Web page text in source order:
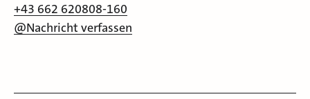
+43 662 620808-160
@Nachricht verfassen